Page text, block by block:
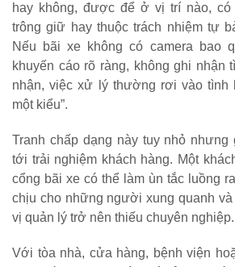
hay không, được để ở vị trí nào, có
trông giữ hay thuộc trách nhiệm tự
Nếu bãi xe không có camera bao
khuyến cáo rõ ràng, không ghi nhận
nhận, việc xử lý thường rơi vào tình
một kiểu”.
Tranh chấp dạng này tuy nhỏ
tới trải nghiệm khách hàng. Một
cổng bãi xe có thể làm ùn tắc luồng
chịu cho những người xung quanh
vị quản lý trở nên thiếu chuyên nghiệp.
Với tòa nhà, cửa hàng, bệnh viện